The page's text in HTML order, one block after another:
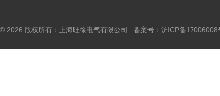
© 2026 版权所有：上海旺徐电气有限公司 备案号： 沪ICP备17006008